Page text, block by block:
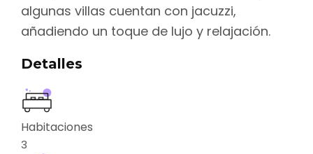
algunas villas cuentan con jacuzzi,
añadiendo un toque de lujo y relajación.
Detalles
Habitaciones
3